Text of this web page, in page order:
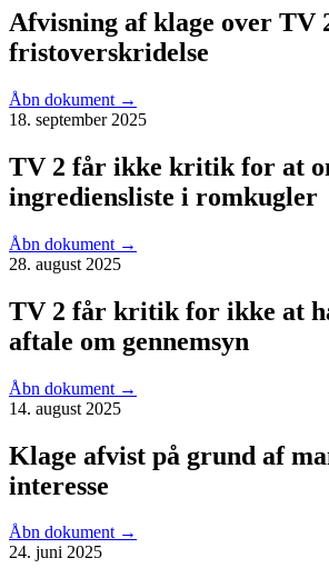
Afvisning af klage over TV
fristoverskridelse
Åbn dokument →
18. september 2025
TV 2 får ikke kritik for at
ingrediensliste i romkugler
Åbn dokument →
28. august 2025
TV 2 får kritik for ikke at
aftale om gennemsyn
Åbn dokument →
14. august 2025
Klage afvist på grund af
interesse
Åbn dokument →
24. juni 2025